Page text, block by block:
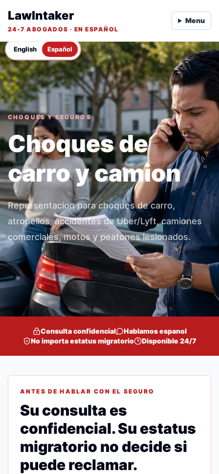
English Español
LawIntaker
24-7 ABOGADOS · EN ESPAÑOL
Menu
CHOQUES Y SEGUROS
Choques de
carro y camion
Representacion para choques de carro,
atropellos, accidentes de Uber/Lyft, camiones
comerciales, motos y peatones lesionados.
Consulta confidencial
Hablamos espanol
No importa estatus migratorio
Disponible 24/7
ANTES DE HABLAR CON EL SEGURO
Su consulta es
confidencial. Su estatus
migratorio no decide si
puede reclamar.